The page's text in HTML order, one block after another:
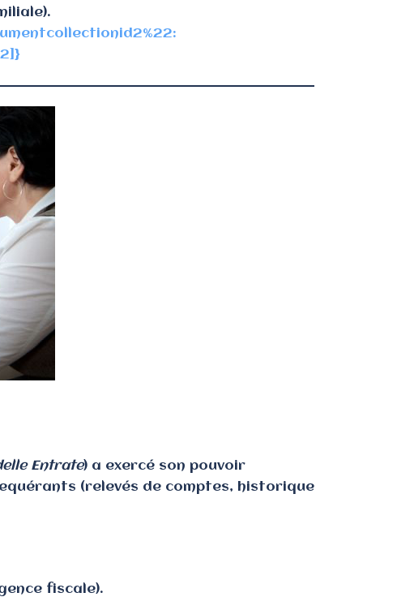
Entrate) a exercé son pouvoir
(relevés de comptes, historique
fiscale).